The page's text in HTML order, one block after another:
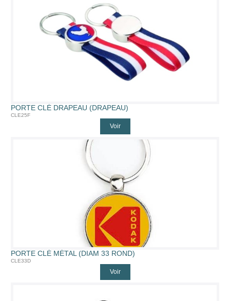
PORTE CLÉ DRAPEAU (DRAPEAU)
CLE25F
Voir
PORTE CLÉ MÉTAL (DIAM 33 ROND)
CLE33D
Voir